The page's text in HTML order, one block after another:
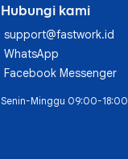
Hubungi kami
support@fastwork.id
WhatsApp
Facebook Messenger
Senin-Minggu 09:00-18:00